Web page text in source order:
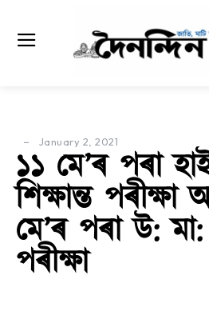
January 2, 2021
১১ মে’ৰ পৰা
শিক্ষান্ত
মে’ৰ পৰা উ: মা:
পৰীক্ষা